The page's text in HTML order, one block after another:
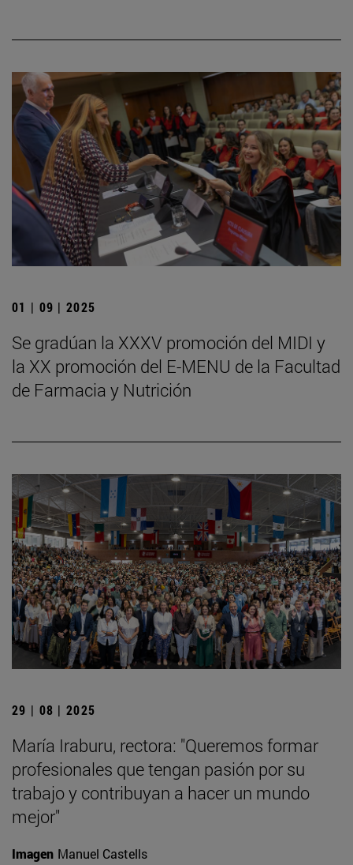
01 | 09 | 2025
Se gradúan la XXXV promoción del MIDI y
la XX promoción del E-MENU de la Facultad
de Farmacia y Nutrición
29 | 08 | 2025
María Iraburu, rectora: "Queremos formar
profesionales que tengan pasión por su
trabajo y contribuyan a hacer un mundo
mejor"
Imagen Manuel Castells